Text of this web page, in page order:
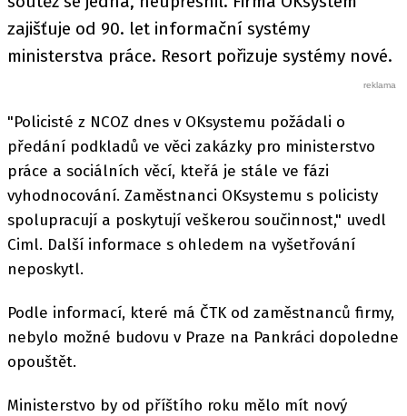
zajišťuje od 90. let informační systémy
ministerstva práce. Resort pořizuje systémy nové.
"Policisté z NCOZ dnes v OKsystemu požádali o
předání podkladů ve věci zakázky pro ministerstvo
práce a sociálních věcí, kteřá je stále ve fázi
vyhodnocování. Zaměstnanci OKsystemu s policisty
spolupracují a poskytují veškerou součinnost," uvedl
Ciml. Další informace s ohledem na vyšetřování
neposkytl.
Podle informací, které má ČTK od zaměstnanců firmy,
nebylo možné budovu v Praze na Pankráci dopoledne
opouštět.
Ministerstvo by od příštího roku mělo mít nový